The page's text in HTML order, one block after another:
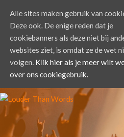
Alle sites maken gebruik van
Deze ook. De enige reden dat je
cookiebanners als deze niet bij
websites ziet, is omdat ze de wet
volgen. Klik hier als je meer wilt
over ons cookiegebruik.